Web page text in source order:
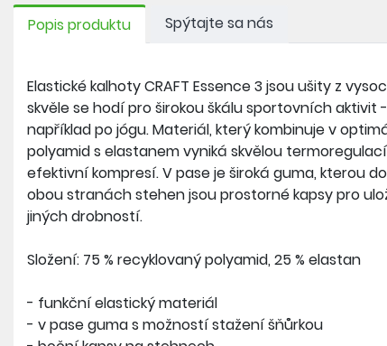
Popis produktu Spýtajte sa nás
Elastické kalhoty CRAFT Essence 3 jsou ušity z
skvěle se hodí pro širokou škálu sportovních aktivit
například po jógu. Materiál, který kombinuje v
polyamid s elastanem vyniká skvělou
efektivní kompresí. V pase je široká guma, kterou
obou stranách stehen jsou prostorné kapsy pro
jiných drobností.
Složení: 75 % recyklovaný polyamid, 25 % elastan
- funkční elastický materiál
- v pase guma s možností stažení šňůrkou